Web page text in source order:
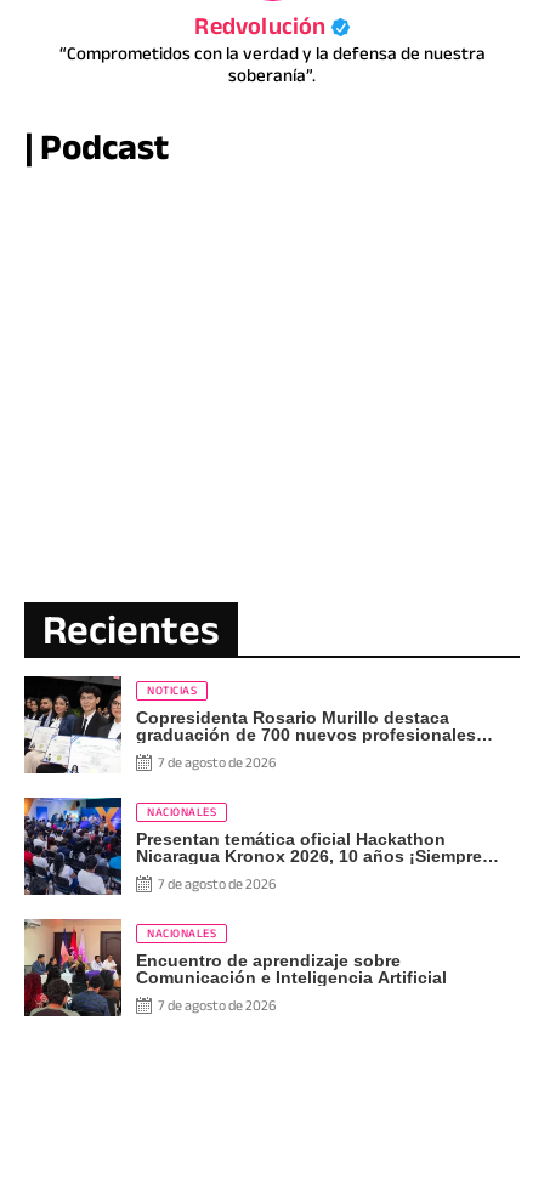
Redvolución
“Comprometidos con la verdad y la defensa de nuestra
soberanía”.
| Podcast
Recientes
NOTICIAS
Copresidenta Rosario Murillo destaca
graduación de 700 nuevos profesionales
Pueblo Presidente
7 de agosto de 2026
NACIONALES
Presentan temática oficial Hackathon
Nicaragua Kronox 2026, 10 años ¡Siempre
Más Allá!
7 de agosto de 2026
NACIONALES
Encuentro de aprendizaje sobre
Comunicación e Inteligencia Artificial
7 de agosto de 2026